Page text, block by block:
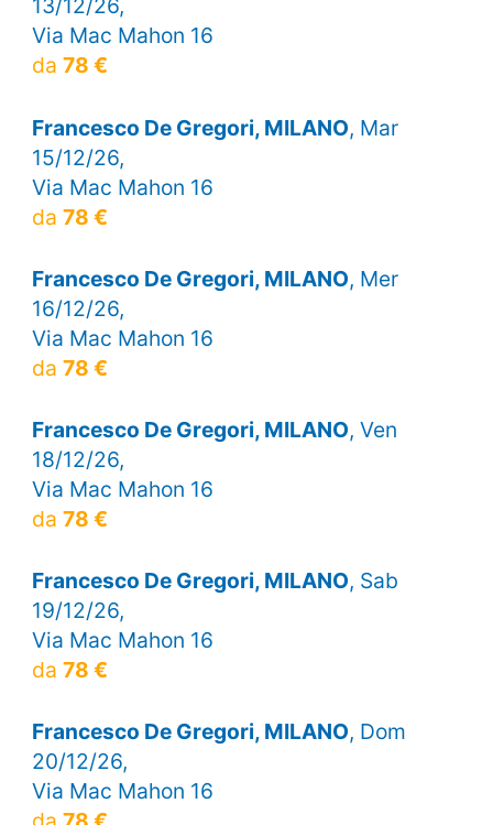
13/12/26,
Via Mac Mahon 16
da 78 €
Francesco De Gregori, MILANO, Mar
15/12/26,
Via Mac Mahon 16
da 78 €
Francesco De Gregori, MILANO, Mer
16/12/26,
Via Mac Mahon 16
da 78 €
Francesco De Gregori, MILANO, Ven
18/12/26,
Via Mac Mahon 16
da 78 €
Francesco De Gregori, MILANO, Sab
19/12/26,
Via Mac Mahon 16
da 78 €
Francesco De Gregori, MILANO, Dom
20/12/26,
Via Mac Mahon 16